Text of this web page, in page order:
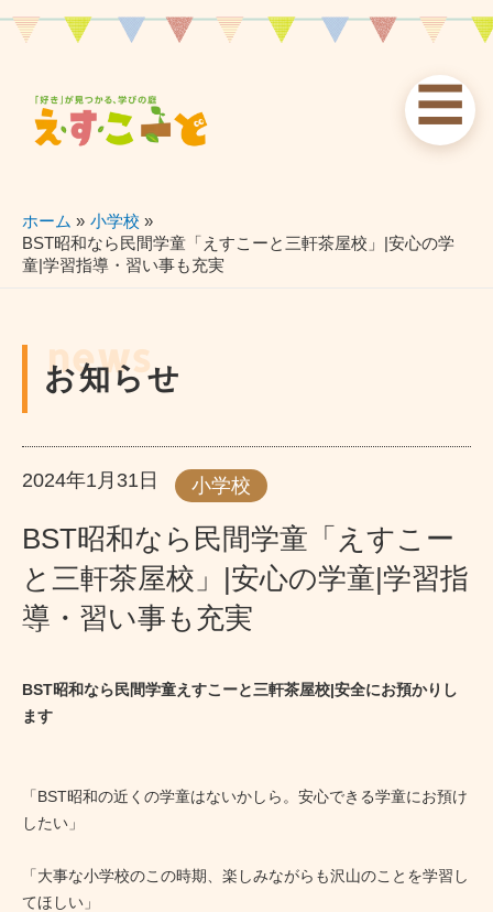
☰
お知らせ
news
えすこーと 各校案内
schools
ホーム
小学校
BST昭和なら民間学童「えすこーと三軒茶屋校」|安心の学
童|学習指導・習い事も充実
news
お知らせ
2024年1月31日 小学校
BST昭和なら民間学童「えすこー
と三軒茶屋校」|安心の学童|学習指
導・習い事も充実
BST昭和なら民間学童えすこーと三軒茶屋校|安全にお預かりし
ます
「BST昭和の近くの学童はないかしら。安心できる学童にお預け
したい」
「大事な小学校のこの時期、楽しみながらも沢山のことを学習し
てほしい」